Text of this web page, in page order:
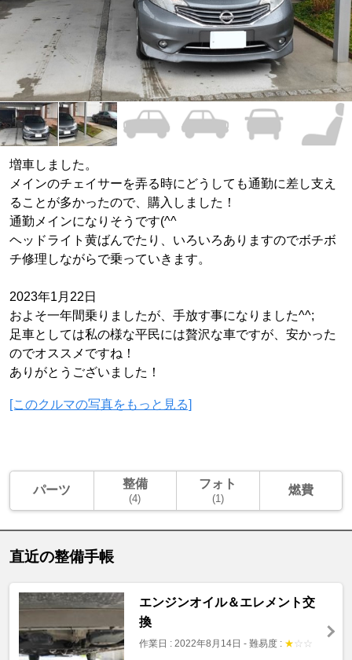
増車しました。
メインのチェイサーを弄る時にどうしても通勤に差し支え
ることが多かったので、購入しました！
通勤メインになりそうです(^^
ヘッドライト黄ばんでたり、いろいろありますのでボチボ
チ修理しながらで乗っていきます。
2023年1月22日
およそ一年間乗りましたが、手放す事になりました^^;
足車としては私の様な平民には贅沢な車ですが、安かった
のでオススメですね！
ありがとうございました！
[このクルマの写真をもっと見る]
パーツ 整備
(4)
フォト
(1)
燃費
直近の整備手帳
エンジンオイル＆エレメント交
換
作業日 : 2022年8月14日 - 難易度 : ★ ☆ ☆